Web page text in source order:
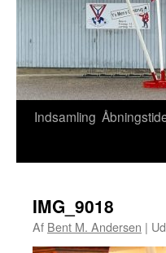
Hop
Indsamling
IMG_9018
Af Bent M. Andersen |